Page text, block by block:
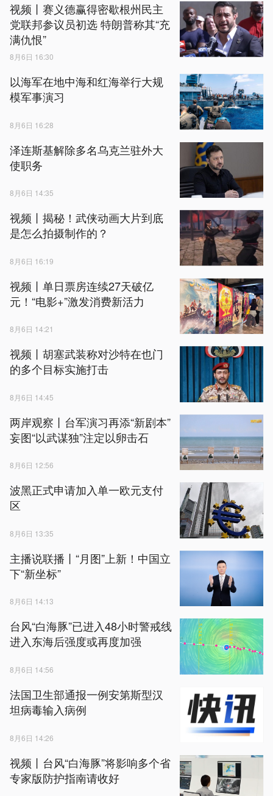
视频丨赛义德赢得密歇根州民主
党联邦参议员初选 特朗普称其“充
满仇恨”
8月6日 16:30
以海军在地中海和红海举行大规
模军事演习
8月6日 16:28
泽连斯基解除多名乌克兰驻外大
使职务
8月6日 14:35
视频丨揭秘！武侠动画大片到底
是怎么拍摄制作的？
8月6日 16:19
视频丨单日票房连续‌27天‌破亿
元！“电影+”激发消费新活力
8月6日 14:21
视频丨胡塞武装称对沙特在也门
的多个目标实施打击
8月6日 14:45
两岸观察丨台军演习再添“新剧本”
妄图“以武谋独”注定以卵击石
8月6日 12:56
波黑正式申请加入单一欧元支付
区
8月6日 13:35
主播说联播丨“月图”上新！中国立
下“新坐标”
8月6日 14:13
台风“白海豚”已进入48小时警戒线
进入东海后强度或再度加强
8月6日 14:56
法国卫生部通报一例安第斯型汉
坦病毒输入病例
8月6日 14:26
视频丨台风“白海豚”将影响多个省
专家版防护指南请收好